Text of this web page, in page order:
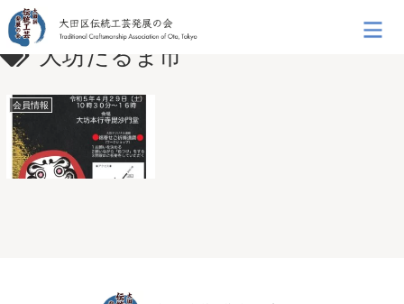
大坊だるま市
会員情報